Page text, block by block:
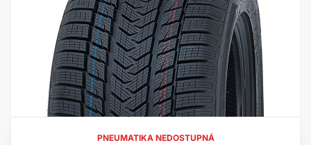
PNEUMATIKA NEDOSTUPNÁ